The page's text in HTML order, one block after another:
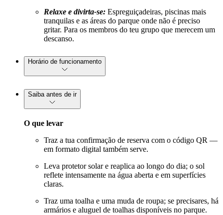
Relaxe e divirta-se: Espreguiçadeiras, piscinas mais
tranquilas e as áreas do parque onde não é preciso
gritar. Para os membros do teu grupo que merecem um
descanso.
Horário de funcionamento
Saiba antes de ir
O que levar
Traz a tua confirmação de reserva com o código QR —
em formato digital também serve.
Leva protetor solar e reaplica ao longo do dia; o sol
reflete intensamente na água aberta e em superfícies
claras.
Traz uma toalha e uma muda de roupa; se precisares, há
armários e aluguel de toalhas disponíveis no parque.